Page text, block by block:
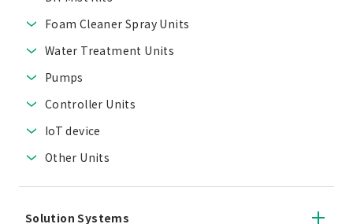
Foam Cleaner Spray Units
Water Treatment Units
Pumps
Controller Units
IoT device
Other Units
Solution Systems